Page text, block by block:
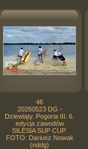
46
20260523 DG -
Dziewiąty. Pogoria III. 6.
edycja zawodów
SILESIA SUP CUP.
FOTO: Dariusz Nowak
(nddg)